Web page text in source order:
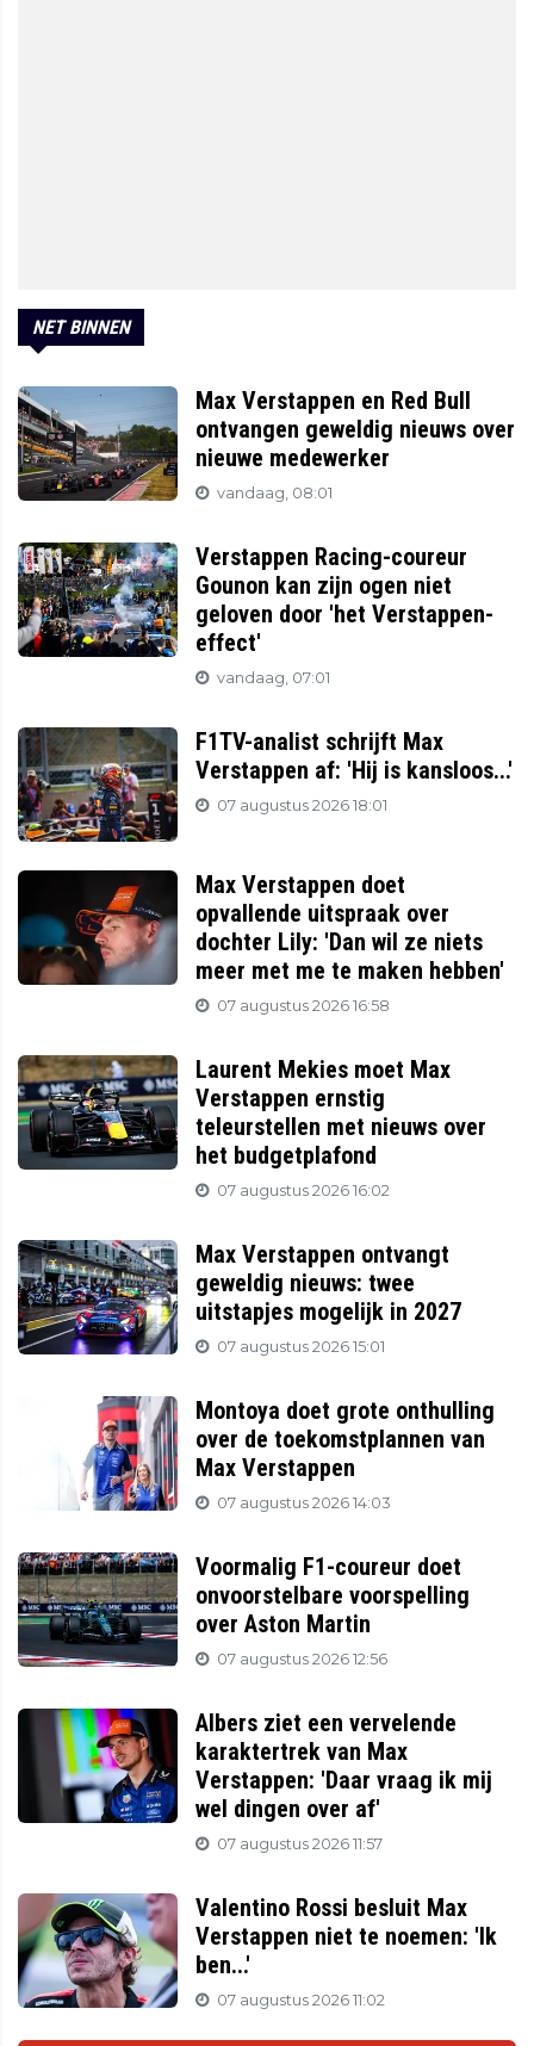
NET BINNEN
Max Verstappen en Red Bull
ontvangen geweldig nieuws over
nieuwe medewerker
vandaag, 08:01
Verstappen Racing-coureur
Gounon kan zijn ogen niet
geloven door 'het Verstappen-
effect'
vandaag, 07:01
F1TV-analist schrijft Max
Verstappen af: 'Hij is kansloos...'
07 augustus 2026 18:01
Max Verstappen doet
opvallende uitspraak over
dochter Lily: 'Dan wil ze niets
meer met me te maken hebben'
07 augustus 2026 16:58
Laurent Mekies moet Max
Verstappen ernstig
teleurstellen met nieuws over
het budgetplafond
07 augustus 2026 16:02
Max Verstappen ontvangt
geweldig nieuws: twee
uitstapjes mogelijk in 2027
07 augustus 2026 15:01
Montoya doet grote onthulling
over de toekomstplannen van
Max Verstappen
07 augustus 2026 14:03
Voormalig F1-coureur doet
onvoorstelbare voorspelling
over Aston Martin
07 augustus 2026 12:56
Albers ziet een vervelende
karaktertrek van Max
Verstappen: 'Daar vraag ik mij
wel dingen over af'
07 augustus 2026 11:57
Valentino Rossi besluit Max
Verstappen niet te noemen: 'Ik
ben...'
07 augustus 2026 11:02